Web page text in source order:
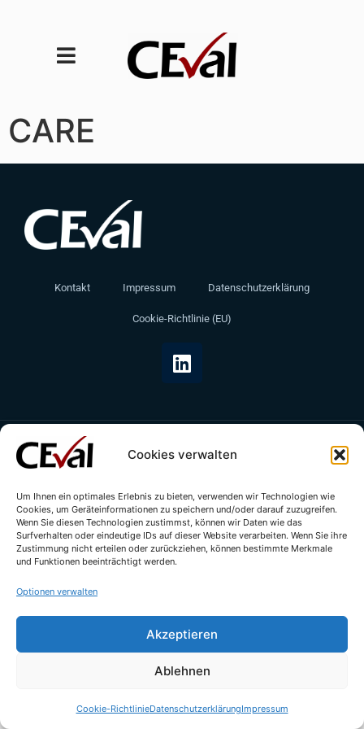
Cookies verwalten
Um Ihnen ein optimales Erlebnis zu bieten, verwenden wir Technologien wie
Cookies, um Geräteinformationen zu speichern und/oder darauf zuzugreifen.
Wenn Sie diesen Technologien zustimmst, können wir Daten wie das
Surfverhalten oder eindeutige IDs auf dieser Website verarbeiten. Wenn Sie ihre
Zustimmung nicht erteilen oder zurückziehen, können bestimmte Merkmale
und Funktionen beeinträchtigt werden.
Optionen verwalten
Akzeptieren
Ablehnen
Cookie-RichtlinieDatenschutzerklärungImpressum
CARE
Kontakt Impressum Datenschutzerklärung
Cookie-Richtlinie (EU)